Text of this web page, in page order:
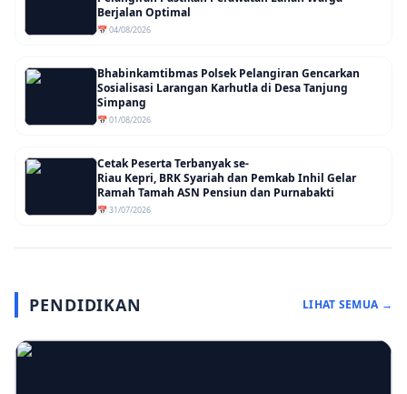
Berjalan Optimal
📅 04/08/2026
Bhabinkamtibmas Polsek Pelangiran Gencarkan
Sosialisasi Larangan Karhutla di Desa Tanjung
Simpang
📅 01/08/2026
Cetak Peserta Terbanyak se-
Riau Kepri, BRK Syariah dan Pemkab Inhil Gelar
Ramah Tamah ASN Pensiun dan Purnabakti
📅 31/07/2026
PENDIDIKAN LIHAT SEMUA →